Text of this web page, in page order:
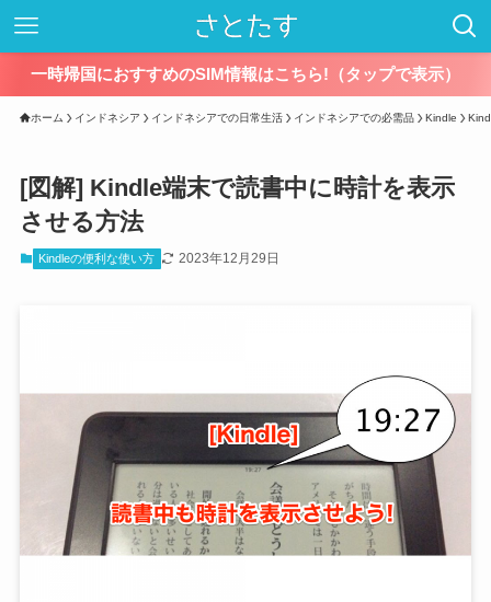
一時帰国におすすめのSIM情報はこちら!（タップで表示）
ホーム インドネシア インドネシアでの日常生活 インドネシアでの必需品 Kindle
[図解] Kindle端末で読書中に時計を表示
させる方法
Kindleの便利な使い方 2023年12月29日